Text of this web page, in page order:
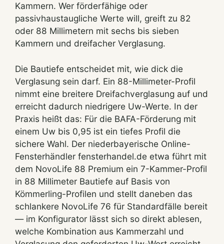
Kammern. Wer förderfähige oder
passivhaustaugliche Werte will, greift zu 82
oder 88 Millimetern mit sechs bis sieben
Kammern und dreifacher Verglasung.
Die Bautiefe entscheidet mit, wie dick die
Verglasung sein darf. Ein 88-Millimeter-Profil
nimmt eine breitere Dreifachverglasung auf und
erreicht dadurch niedrigere Uw-Werte. In der
Praxis heißt das: Für die BAFA-Förderung mit
einem Uw bis 0,95 ist ein tiefes Profil die
sichere Wahl. Der niederbayerische Online-
Fensterhändler fensterhandel.de etwa führt mit
dem NovoLife 88 Premium ein 7-Kammer-Profil
in 88 Millimeter Bautiefe auf Basis von
Kömmerling-Profilen und stellt daneben das
schlankere NovoLife 76 für Standardfälle bereit
— im Konfigurator lässt sich so direkt ablesen,
welche Kombination aus Kammerzahl und